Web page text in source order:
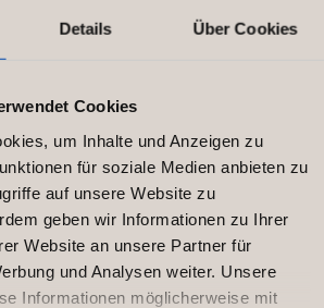
Details Über Cookies
Cookies
um Inhalte und Anzeigen zu
für soziale Medien anbieten zu
auf unsere Website zu
geben wir Informationen zu Ihrer
Website an unsere Partner für
und Analysen weiter. Unsere
Informationen möglicherweise mit